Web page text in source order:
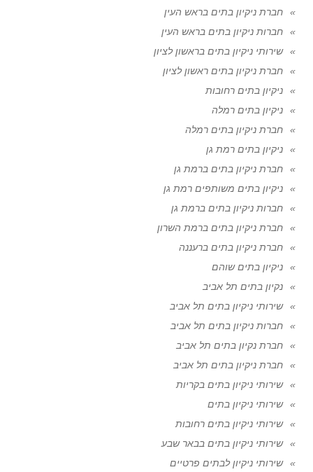
חברת ניקיון בתים בראש העין
חברות ניקיון בתים בראש העין
שירותי ניקיון בתים בראשון לציון
חברת ניקיון בתים ראשון לציון
ניקיון בתים רחובות
ניקיון בתים רמלה
חברת ניקיון בתים רמלה
ניקיון בתים רמת גן
חברת ניקיון בתים ברמת גן
ניקיון בתים משותפים רמת גן
חברות ניקיון בתים ברמת גן
חברת ניקיון בתים ברמת השרון
חברת ניקיון בתים ברעננה
ניקיון בתים שוהם
נקיון בתים תל אביב
שירותי ניקיון בתים תל אביב
חברות ניקיון בתים תל אביב
חברת נקיון בתים תל אביב
חברת ניקיון בתים תל אביב
שירותי ניקיון בתים בקריות
שירותי ניקיון בתים
שירותי ניקיון בתים רחובות
שירותי ניקיון בתים בבאר שבע
שירותי ניקיון לבתים פרטיים